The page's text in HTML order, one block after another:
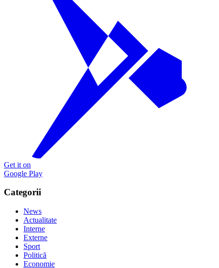
Get it on
Google Play
Categorii
News
Actualitate
Interne
Externe
Sport
Politică
Economie